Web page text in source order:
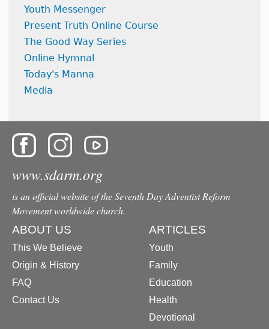
Youth Messenger
Present Truth Online Course
The Good Way Series
Online Hymnal
Today's Manna
Media
www.sdarm.org
is an official website of the Seventh Day Adventist Reform
Movement worldwide church.
ABOUT US
This We Believe
Origin & History
FAQ
Contact Us
ARTICLES
Youth
Family
Education
Health
Devotional